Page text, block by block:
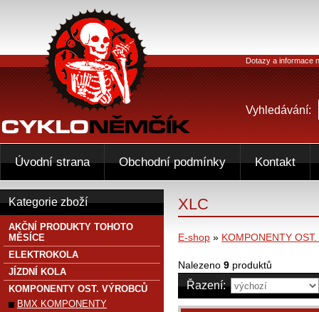
XLC
E-shop » KOMPONENTY
Nalezeno 9 produktů
Řazení:
Kategorie zboží
AKČNÍ PRODUKTY TOHOTO
MĚSÍCE
ELEKTROKOLA
JÍZDNÍ KOLA
KOMPONENTY OST. VÝROBCŮ
BMX KOMPONENTY
Dotazy a informace
Vyhledávání:
Úvodní strana Obchodní podmínky Kontakt